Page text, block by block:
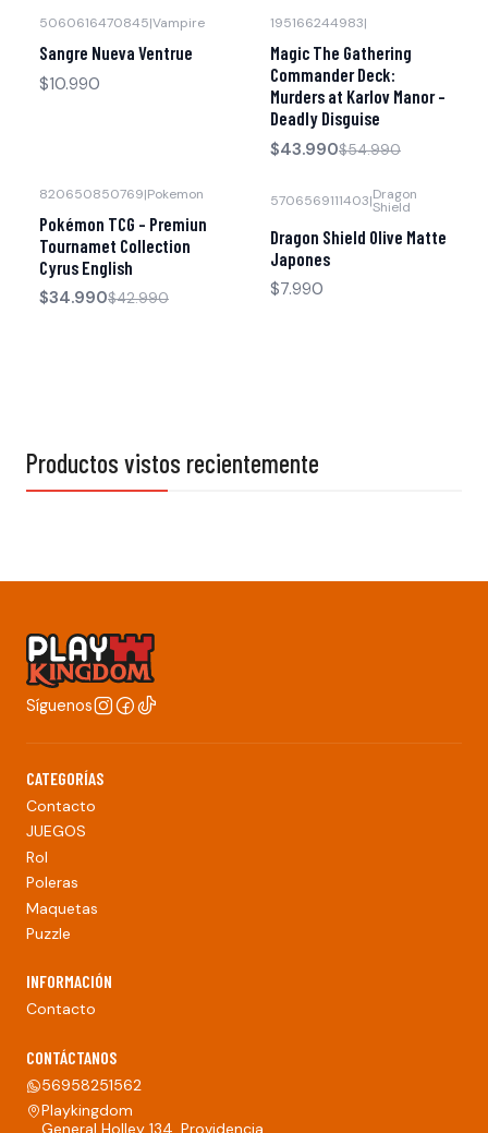
5060616470845|Vampire
Sangre Nueva Ventrue
$10.990
Agotado
195166244983|
Magic The Gathering
Commander Deck:
Murders at Karlov Manor -
Deadly Disguise
$43.990$54.990
Agotado
820650850769|Pokemon
Pokémon TCG - Premiun
Tournamet Collection
Cyrus English
$34.990$42.990
5706569111403|Dragon
Shield
Dragon Shield Olive Matte
Japones
$7.990
Productos vistos recientemente
Síguenos
CATEGORÍAS
Contacto
JUEGOS
Rol
Poleras
Maquetas
Puzzle
INFORMACIÓN
Contacto
CONTÁCTANOS
56958251562
Playkingdom
General Holley 134, Providencia